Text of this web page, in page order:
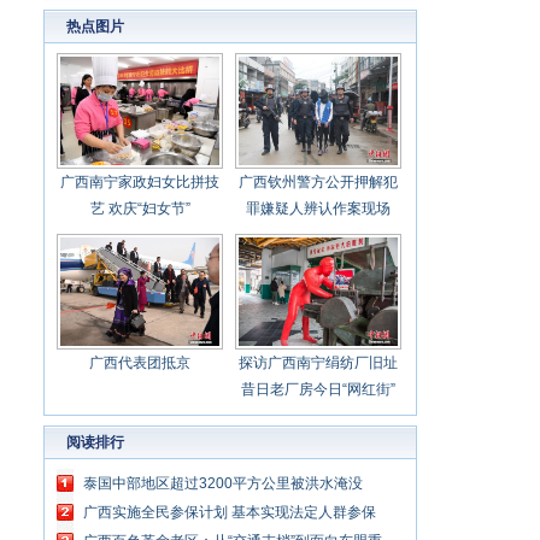
心聚力担当实干 建设新时代中国特色社会主义
壮美
热点图片
广西南宁家政妇女比拼技
艺 欢庆“妇女节”
广西钦州警方公开押解犯
罪嫌疑人辨认作案现场
广西代表团抵京
探访广西南宁绢纺厂旧址
昔日老厂房今日“网红街”
阅读排行
泰国中部地区超过3200平方公里被洪水淹没
广西实施全民参保计划 基本实现法定人群参保